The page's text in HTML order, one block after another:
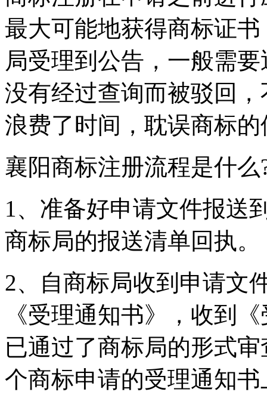
最大可能地获得商标证
局受理到公告，一般需
没有经过查询而被驳回
浪费了时间，耽误商标的
襄阳商标注册流程是什么
1、准备好申请文件报送
商标局的报送清单回执。
2、自商标局收到申请文
《受理通知书》，收到
已通过了商标局的形式
个商标申请的受理通知